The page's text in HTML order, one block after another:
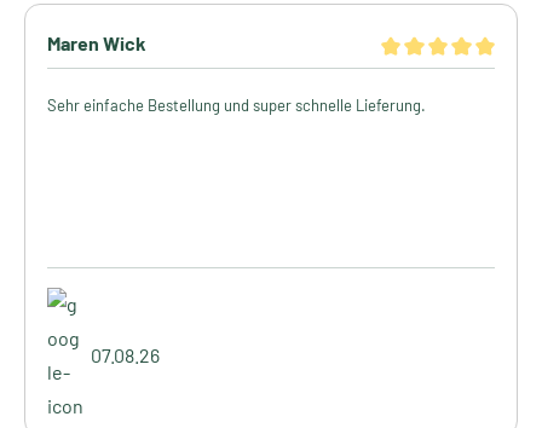
Maren Wick
Sehr einfache Bestellung und super schnelle Lieferung.
07.08.26